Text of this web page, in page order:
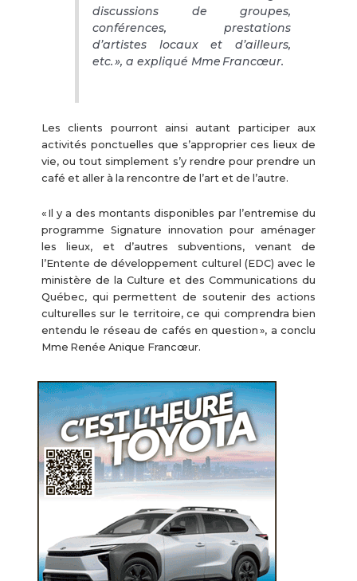
discussions de groupes,
conférences, prestations
d’artistes locaux et d’ailleurs,
etc. », a expliqué Mme Francœur.
Les clients pourront ainsi autant participer aux
activités ponctuelles que s’approprier ces lieux de
vie, ou tout simplement s’y rendre pour prendre un
café et aller à la rencontre de l’art et de l’autre.
« Il y a des montants disponibles par l’entremise du
programme Signature innovation pour aménager
les lieux, et d’autres subventions, venant de
l’Entente de développement culturel (EDC) avec le
ministère de la Culture et des Communications du
Québec, qui permettent de soutenir des actions
culturelles sur le territoire, ce qui comprendra bien
entendu le réseau de cafés en question », a conclu
Mme Renée Anique Francœur.